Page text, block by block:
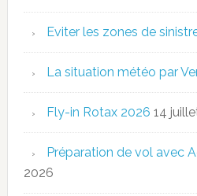
Eviter les zones de
La situation météo par
Fly-in Rotax 2026 14
Préparation de vol avec
2026